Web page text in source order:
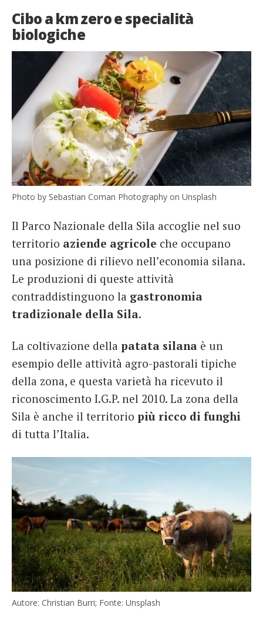
Cibo a km zero e specialità
biologiche
Photo by Sebastian Coman Photography on Unsplash
Il Parco Nazionale della Sila accoglie nel suo
territorio aziende agricole che occupano
una posizione di rilievo nell’economia silana.
Le produzioni di queste attività
contraddistinguono la gastronomia
tradizionale della Sila.
La coltivazione della patata silana è un
esempio delle attività agro-pastorali tipiche
della zona, e questa varietà ha ricevuto il
riconoscimento I.G.P. nel 2010. La zona della
Sila è anche il territorio più ricco di funghi
di tutta l’Italia.
Autore: Christian Burri; Fonte: Unsplash